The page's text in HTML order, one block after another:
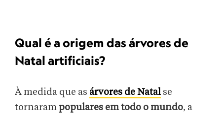
Qual é a origem das árvores de
Natal artificiais?
À medida que as árvores de Natal se
tornaram populares em todo o mundo, a